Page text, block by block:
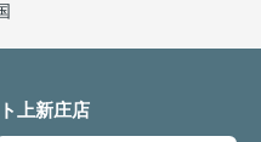
上新庄店